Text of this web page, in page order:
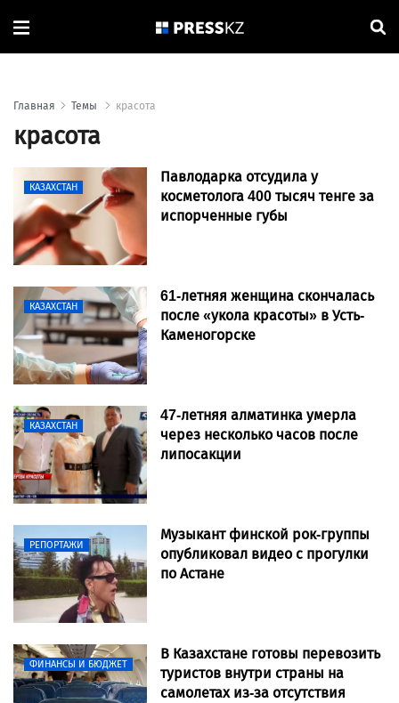
Главная Темы красота
красота
КАЗАХСТАН
Павлодарка отсудила у
косметолога 400 тысяч тенге за
испорченные губы
КАЗАХСТАН
61-летняя женщина скончалась
после «укола красоты» в Усть-
Каменогорске
КАЗАХСТАН
47-летняя алматинка умерла
через несколько часов после
липосакции
РЕПОРТАЖИ
Музыкант финской рок-группы
опубликовал видео с прогулки
по Астане
ФИНАНСЫ И БЮДЖЕТ
В Казахстане готовы перевозить
туристов внутри страны на
самолетах из-за отсутствия